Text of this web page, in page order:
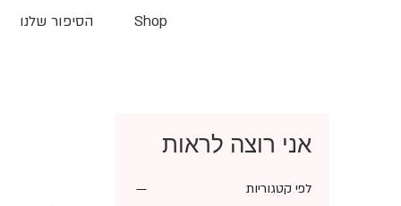
הסיפור שלנו Shop
אני רוצה לראות
לפי קטגוריות